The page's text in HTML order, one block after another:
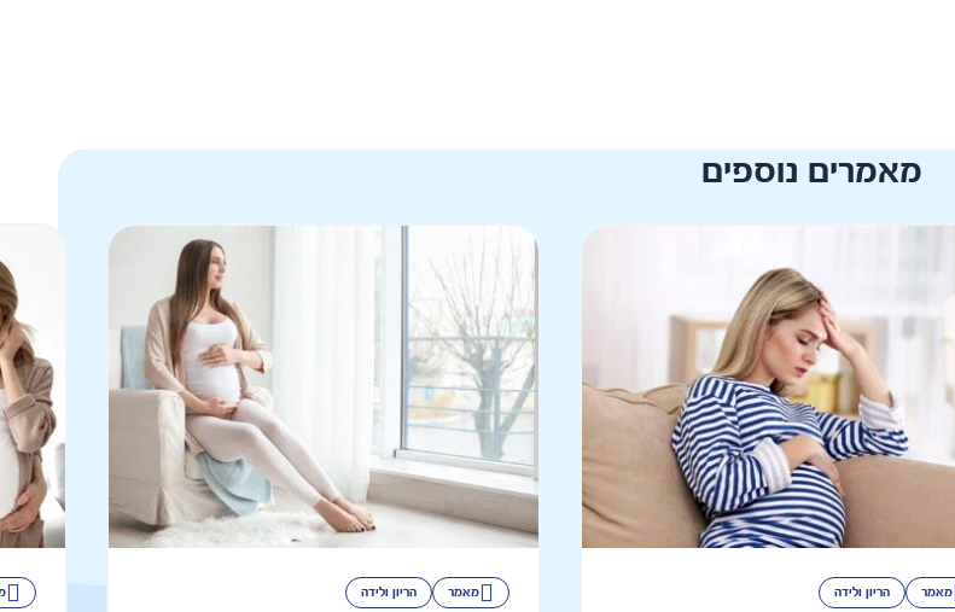
מאמרים נוספים
מאמר הריון ולידה מאמר הריון ולידה